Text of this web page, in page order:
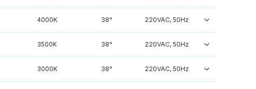
4000K 38° 220VAC, 50Hz
3500K 38° 220VAC, 50Hz
3000K 38° 220VAC, 50Hz